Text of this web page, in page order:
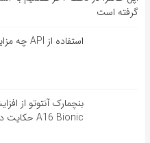
گرفته است
استفاده از API چه مزایایی برای شرکت‌های فین‌تک دارد؟
A16 Bionic حکایت دارد